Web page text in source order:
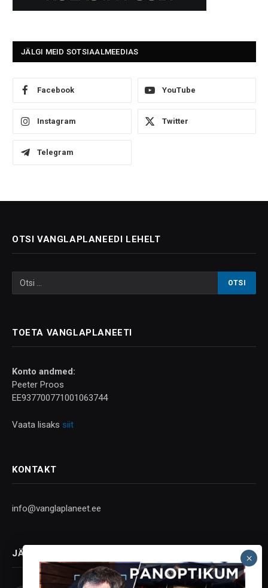
JÄLGI MEID SOTSIAALMEEDIAS
Facebook YouTube
Instagram Twitter
Telegram
OTSI VANGLAPLANEEDI LEHELT
TOETA VANGLAPLANEETI
Konto andmed:
Peeter Proos
EE937700771001063744
Vaata lisaks siit
KONTAKT
info@vanglaplaneet.ee
JÄLGI SOTSIAALMEEDIAS